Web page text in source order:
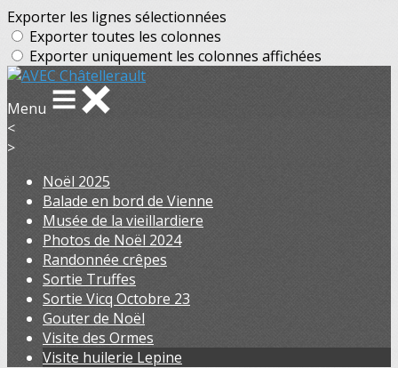
Exporter les lignes sélectionnées
Exporter toutes les colonnes
Exporter uniquement les colonnes affichées
Menu
<
>
Noël 2025
Balade en bord de Vienne
Musée de la vieillardiere
Photos de Noël 2024
Randonnée crêpes
Sortie Truffes
Sortie Vicq Octobre 23
Gouter de Noël
Visite des Ormes
Visite huilerie Lepine